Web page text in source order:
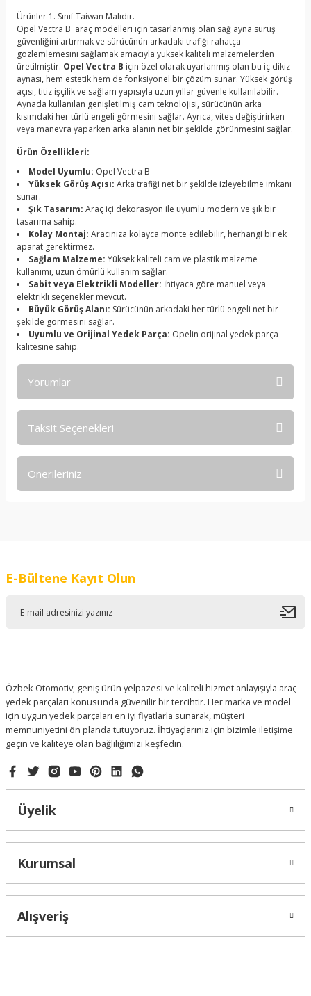
Ürünler 1. Sınıf Taiwan Malıdır.
Opel Vectra B araç modelleri için tasarlanmış olan sağ ayna sürüş
güvenliğini artırmak ve sürücünün arkadaki trafiği rahatça
gözlemlemesini sağlamak amacıyla yüksek kaliteli malzemelerden
üretilmiştir. Opel Vectra B için özel olarak uyarlanmış olan bu iç dikiz
aynası, hem estetik hem de fonksiyonel bir çözüm sunar. Yüksek görüş
açısı, titiz işçilik ve sağlam yapısıyla uzun yıllar güvenle kullanılabilir.
Aynada kullanılan genişletilmiş cam teknolojisi, sürücünün arka
kısımdaki her türlü engeli görmesini sağlar. Ayrıca, vites değiştirirken
veya manevra yaparken arka alanın net bir şekilde görünmesini sağlar.
Ürün Özellikleri:
Model Uyumlu: Opel Vectra B
Yüksek Görüş Açısı: Arka trafiği net bir şekilde izleyebilme imkanı
sunar.
Şık Tasarım: Araç içi dekorasyon ile uyumlu modern ve şık bir
tasarıma sahip.
Kolay Montaj: Aracınıza kolayca monte edilebilir, herhangi bir ek
aparat gerektirmez.
Sağlam Malzeme: Yüksek kaliteli cam ve plastik malzeme
kullanımı, uzun ömürlü kullanım sağlar.
Sabit veya Elektrikli Modeller: İhtiyaca göre manuel veya
elektrikli seçenekler mevcut.
Büyük Görüş Alanı: Sürücünün arkadaki her türlü engeli net bir
şekilde görmesini sağlar.
Uyumlu ve Orijinal Yedek Parça: Opelin orijinal yedek parça
kalitesine sahip.
Yorumlar
Taksit Seçenekleri
Önerileriniz
Ürün resmi kalitesiz, bozuk veya görüntülenemiyor.
Gönder
E-Bültene Kayıt Olun
Özbek Otomotiv, geniş ürün yelpazesi ve kaliteli hizmet anlayışıyla araç
yedek parçaları konusunda güvenilir bir tercihtir. Her marka ve model
için uygun yedek parçaları en iyi fiyatlarla sunarak, müşteri
memnuniyetini ön planda tutuyoruz. İhtiyaçlarınız için bizimle iletişime
geçin ve kaliteye olan bağlılığımızı keşfedin.
Üyelik
Kurumsal
Alışveriş